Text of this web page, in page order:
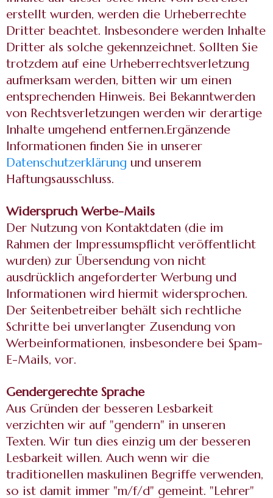
erstellt wurden, werden die Urheberrechte
Dritter beachtet. Insbesondere werden Inhalte
Dritter als solche gekennzeichnet. Sollten Sie
trotzdem auf eine Urheberrechtsverletzung
aufmerksam werden, bitten wir um einen
entsprechenden Hinweis. Bei Bekanntwerden
von Rechtsverletzungen werden wir derartige
Inhalte umgehend entfernen.Ergänzende
Informationen finden Sie in unserer
Datenschutzerklärung und unserem
Haftungsausschluss.
Widerspruch Werbe-Mails
Der Nutzung von Kontaktdaten (die im
Rahmen der Impressumspflicht veröffentlicht
wurden) zur Übersendung von nicht
ausdrücklich angeforderter Werbung und
Informationen wird hiermit widersprochen.
Der Seitenbetreiber behält sich rechtliche
Schritte bei unverlangter Zusendung von
Werbeinformationen, insbesondere bei Spam-
E-Mails, vor.
Gendergerechte Sprache
Aus Gründen der besseren Lesbarkeit
verzichten wir auf "gendern" in unseren
Texten. Wir tun dies einzig um der besseren
Lesbarkeit willen. Auch wenn wir die
traditionellen maskulinen Begriffe verwenden,
so ist damit immer "m/f/d" gemeint. "Lehrer"